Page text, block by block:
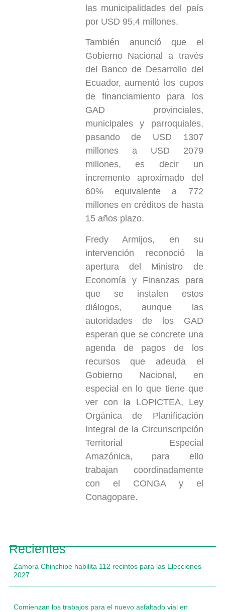
las municipalidades del país
por USD 95,4 millones.
También anunció que el
Gobierno Nacional a través
del Banco de Desarrollo del
Ecuador, aumentó los cupos
de financiamiento para los
GAD provinciales,
municipales y parroquiales,
pasando de USD 1307
millones a USD 2079
millones, es decir un
incremento aproximado del
60% equivalente a 772
millones en créditos de hasta
15 años plazo.
Fredy Armijos, en su
intervención reconoció la
apertura del Ministro de
Economía y Finanzas para
que se instalen estos
diálogos, aunque las
autoridades de los GAD
esperan que se concrete una
agenda de pagos de los
recursos que adeuda el
Gobierno Nacional, en
especial en lo que tiene que
ver con la LOPICTEA, Ley
Orgánica de Planificación
Integral de la Circunscripción
Territorial Especial
Amazónica, para ello
trabajan coordinadamente
con el CONGA y el
Conagopare.
Recientes
Zamora Chinchipe habilita 112 recintos para las Elecciones
2027
Comienzan los trabajos para el nuevo asfaltado vial en